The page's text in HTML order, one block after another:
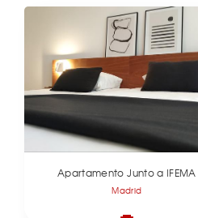
Apartamento Junto a IFEMA
Madrid